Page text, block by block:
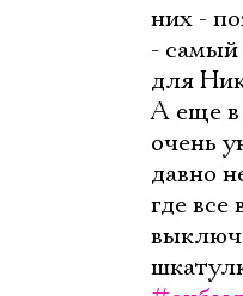
них -
-
для
А еще в
очень
давно
где все